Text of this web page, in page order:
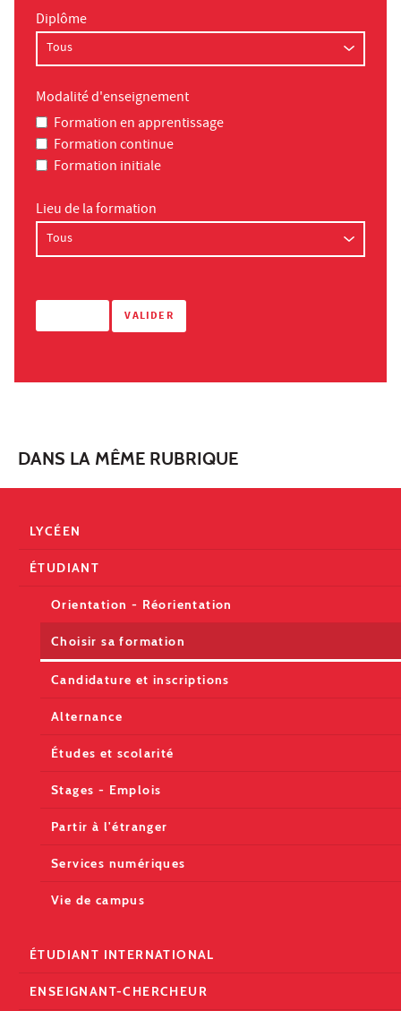
Diplôme
Modalité d'enseignement
Formation en apprentissage
Formation continue
Formation initiale
Lieu de la formation
DANS LA MÊME RUBRIQUE
LYCÉEN
ÉTUDIANT
Orientation - Réorientation
Choisir sa formation
Candidature et inscriptions
Alternance
Études et scolarité
Stages - Emplois
Partir à l'étranger
Services numériques
Vie de campus
ÉTUDIANT INTERNATIONAL
ENSEIGNANT-CHERCHEUR